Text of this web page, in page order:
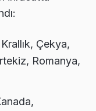
Çekya,
Romanya,